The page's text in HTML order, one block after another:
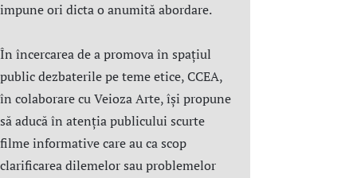
impune ori dicta o anumită abordare.
În încercarea de a promova în spațiul
public dezbaterile pe teme etice, CCEA,
în colaborare cu Veioza Arte, își propune
să aducă în atenția publicului scurte
filme informative care au ca scop
clarificarea dilemelor sau problemelor